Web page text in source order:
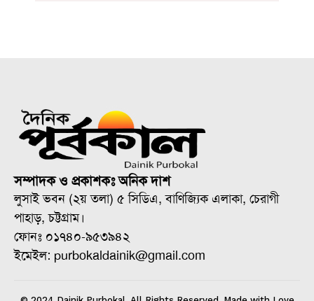
সম্পাদক ও প্রকাশকঃ অনিক দাশ
লুসাই ভবন (২য় তলা) ৫ সিডিএ, বাণিজ্যিক এলাকা, চেরাগী
পাহাড়, চট্টগ্রাম।
ফোনঃ ০১৭৪০-৯৫৩৯৪২
ইমেইল: purbokaldainik@gmail.com